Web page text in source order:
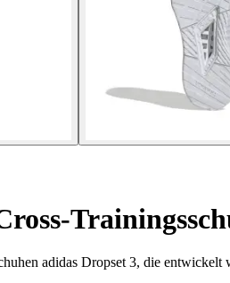
adidas Dropset 3, die